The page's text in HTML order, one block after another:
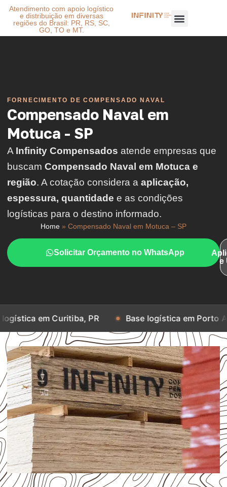
Atendimento com apoio logístico
e distribuição em diversas
regiões do Brasil: PR, RS, SC,
GO, TO e MT.
FORNECIMENTO DE COMPENSADO NAVAL
Compensado Naval em
Motuca - SP
A Infinity Compensados atende empresas que
buscam Compensado Naval em Motuca e
região. A cotação considera a aplicação,
espessura, quantidade e as condições
logísticas para o destino informado.
Home » Compensado Naval em Motuca – SP
Solicitar Orçamento no WhatsApp
e
Curitiba, PR Base logística em Porto Alegre, RS